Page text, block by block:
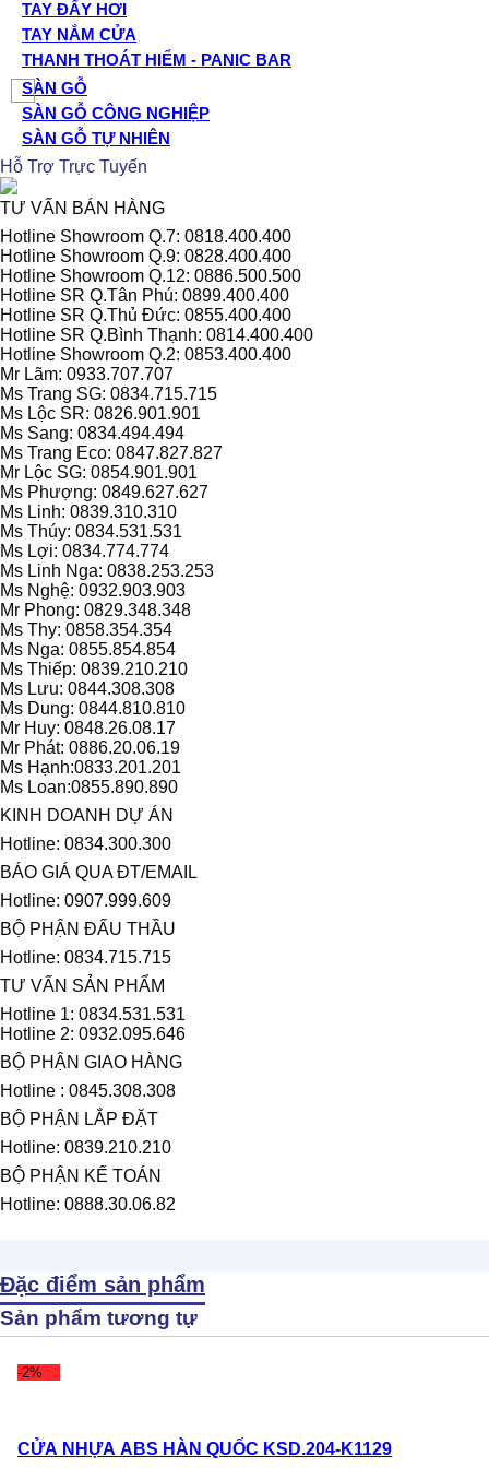
TAY ĐẨY HƠI
TAY NẮM CỬA
THANH THOÁT HIỂM - PANIC BAR
SÀN GỖ
SÀN GỖ CÔNG NGHIỆP
SÀN GỖ TỰ NHIÊN
Hỗ Trợ Trực Tuyến
TƯ VẤN BÁN HÀNG
Hotline Showroom Q.7: 0818.400.400
Hotline Showroom Q.9: 0828.400.400
Hotline Showroom Q.12: 0886.500.500
Hotline SR Q.Tân Phú: 0899.400.400
Hotline SR Q.Thủ Đức: 0855.400.400
Hotline SR Q.Bình Thạnh: 0814.400.400
Hotline Showroom Q.2: 0853.400.400
Mr Lãm: 0933.707.707
Ms Trang SG: 0834.715.715
Ms Lộc SR: 0826.901.901
Ms Sang: 0834.494.494
Ms Trang Eco: 0847.827.827
Mr Lộc SG: 0854.901.901
Ms Phượng: 0849.627.627
Ms Linh: 0839.310.310
Ms Thúy: 0834.531.531
Ms Lợi: 0834.774.774
Ms Linh Nga: 0838.253.253
Ms Nghệ: 0932.903.903
Mr Phong: 0829.348.348
Ms Thy: 0858.354.354
Ms Nga: 0855.854.854
Ms Thiếp: 0839.210.210
Ms Lưu: 0844.308.308
Ms Dung: 0844.810.810
Mr Huy: 0848.26.08.17
Mr Phát: 0886.20.06.19
Ms Hạnh:0833.201.201
Ms Loan:0855.890.890
KINH DOANH DỰ ÁN
Hotline: 0834.300.300
BÁO GIÁ QUA ĐT/EMAIL
Hotline: 0907.999.609
BỘ PHẬN ĐẤU THẦU
Hotline: 0834.715.715
TƯ VẤN SẢN PHẨM
Hotline 1: 0834.531.531
Hotline 2: 0932.095.646
BỘ PHẬN GIAO HÀNG
Hotline : 0845.308.308
BỘ PHẬN LẮP ĐẶT
Hotline: 0839.210.210
BỘ PHẬN KẾ TOÁN
Hotline: 0888.30.06.82
Đặc điểm sản phẩm
Sản phẩm tương tự
-2%
CỬA NHỰA ABS HÀN QUỐC KSD.204-K1129